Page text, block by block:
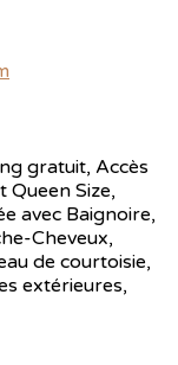
gratuit, Accès
Queen Size,
avec Baignoire,
Cheveux,
de courtoisie,
extérieures,